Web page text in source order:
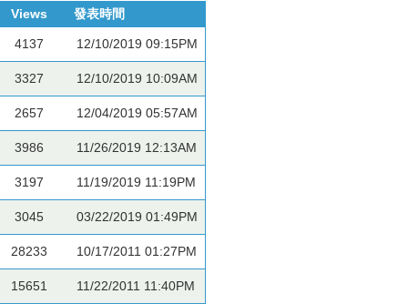
Views 發表時間
4137 12/10/2019 09:15PM
3327 12/10/2019 10:09AM
2657 12/04/2019 05:57AM
3986 11/26/2019 12:13AM
3197 11/19/2019 11:19PM
3045 03/22/2019 01:49PM
28233 10/17/2011 01:27PM
15651 11/22/2011 11:40PM